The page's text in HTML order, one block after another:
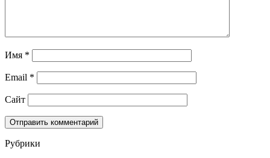
Имя *
Email *
Сайт
Рубрики